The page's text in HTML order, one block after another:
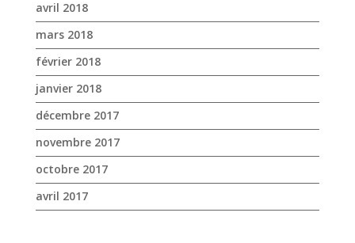
novembre 2017
octobre 2017
avril 2017